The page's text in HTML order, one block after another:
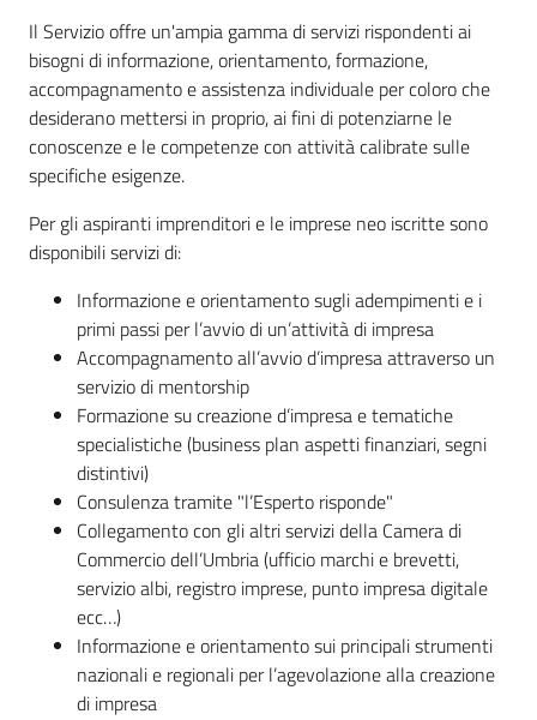
Re
gis
tra
ti
Il Servizio offre un'ampia gamma di servizi rispondenti ai
bisogni di informazione, orientamento, formazione,
accompagnamento e assistenza individuale per coloro che
desiderano mettersi in proprio, ai fini di potenziarne le
conoscenze e le competenze con attività calibrate sulle
specifiche esigenze.
Per gli aspiranti imprenditori e le imprese neo iscritte sono
disponibili servizi di:
Informazione e orientamento sugli adempimenti e i
primi passi per l’avvio di un’attività di impresa
Accompagnamento all’avvio d’impresa attraverso un
servizio di mentorship
Formazione su creazione d’impresa e tematiche
specialistiche (business plan aspetti finanziari, segni
distintivi)
Consulenza tramite "l’Esperto risponde"
Collegamento con gli altri servizi della Camera di
Commercio dell’Umbria (ufficio marchi e brevetti,
servizio albi, registro imprese, punto impresa digitale
ecc…)
Informazione e orientamento sui principali strumenti
nazionali e regionali per l’agevolazione alla creazione
di impresa